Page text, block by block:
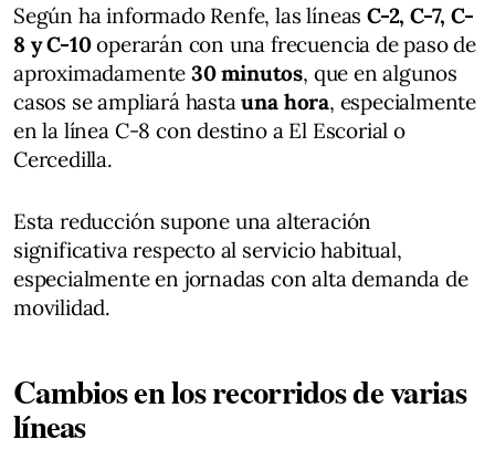
Según ha informado Renfe, las líneas C-2, C-7, C-
8 y C-10operarán con una frecuencia de paso de
aproximadamente 30 minutos, que en algunos
casos se ampliará hastauna hora, especialmente
en la línea C-8 con destino a El Escorial o
Cercedilla.
Esta reducción supone una alteración
significativa respecto al servicio habitual,
especialmente en jornadas con alta demanda de
movilidad.
Cambios en los recorridos de varias
líneas